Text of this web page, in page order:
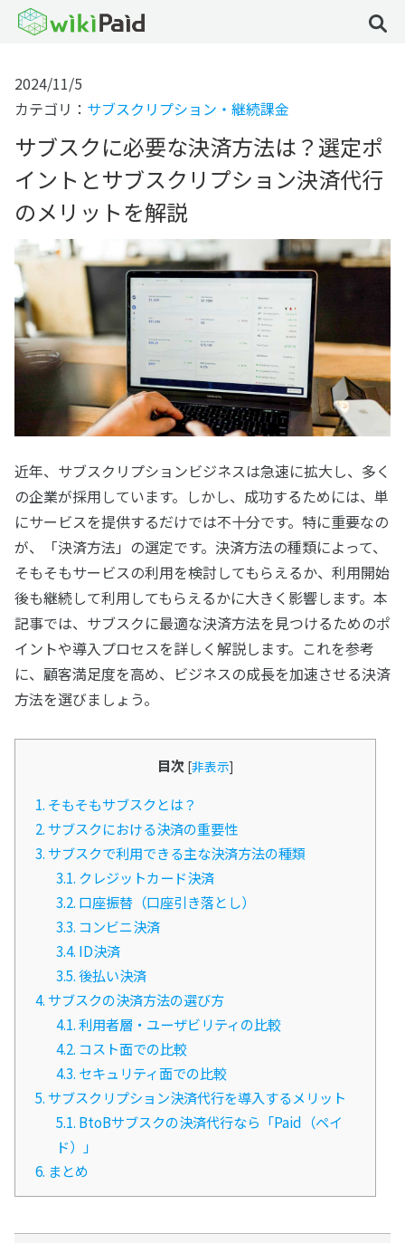
2024/11/5
カテゴリ： サブスクリプション・継続課金
サブスクに必要な決済方法は？選定ポ
イントとサブスクリプション決済代行
のメリットを解説
近年、サブスクリプションビジネスは急速に拡大し、多く
の企業が採用しています。しかし、成功するためには、単
にサービスを提供するだけでは不十分です。特に重要なの
が、「決済方法」の選定です。決済方法の種類によって、
そもそもサービスの利用を検討してもらえるか、利用開始
後も継続して利用してもらえるかに大きく影響します。本
記事では、サブスクに最適な決済方法を見つけるためのポ
イントや導入プロセスを詳しく解説します。これを参考
に、顧客満足度を高め、ビジネスの成長を加速させる決済
方法を選びましょう。
目次 [非表示]
1. そもそもサブスクとは？
2.サブスクにおける決済の重要性
3.サブスクで利用できる主な決済方法の種類
3.1. クレジットカード決済
3.2. 口座振替（口座引き落とし）
3.3. コンビニ決済
3.4. ID決済
3.5.後払い決済
4.サブスクの決済方法の選び方
4.1.利用者層・ユーザビリティの比較
4.2. コスト面での比較
4.3. セキュリティ面での比較
5.サブスクリプション決済代行を導入するメリット
5.1. BtoBサブスクの決済代行なら「Paid（ペイ
ド）」
6. まとめ